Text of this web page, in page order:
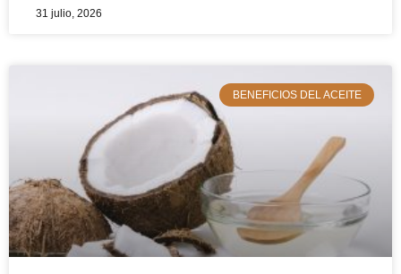
31 julio, 2026
BENEFICIOS DEL ACEITE